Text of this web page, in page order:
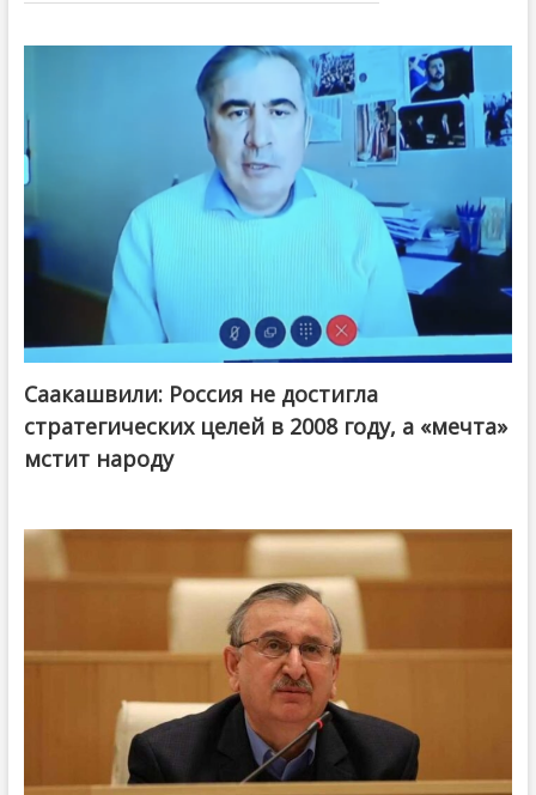
Саакашвили: Россия не достигла
стратегических целей в 2008 году, а «мечта»
мстит народу